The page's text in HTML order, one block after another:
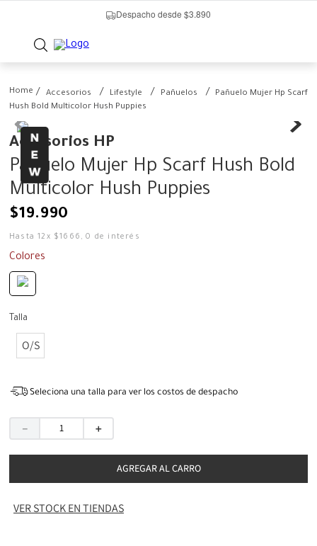
Despacho desde $3.890
Accesorios Lifestyle Pañuelos
Pañuelo Mujer Hp Scarf
Hush Bold Multicolor Hush Puppies
Accesorios HP
Pañuelo Mujer Hp Scarf Hush Bold
Multicolor Hush Puppies
$19.990
Hasta12 x $1666 ,0 de interés
Colores
Talla
O/S
Seleciona una talla para ver los costos de despacho
＋
－
AGREGAR AL CARRO
VER STOCK EN TIENDAS